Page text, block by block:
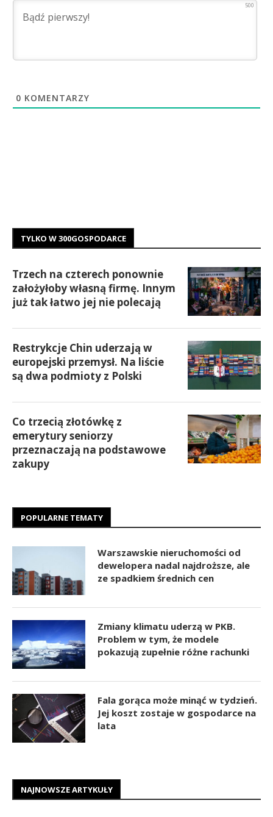
500
0 KOMENTARZY
TYLKO W 300GOSPODARCE
Trzech na czterech ponownie
założyłoby własną firmę. Innym
już tak łatwo jej nie polecają
Restrykcje Chin uderzają w
europejski przemysł. Na liście
są dwa podmioty z Polski
Co trzecią złotówkę z
emerytury seniorzy
przeznaczają na podstawowe
zakupy
POPULARNE TEMATY
Warszawskie nieruchomości od
dewelopera nadal najdroższe, ale
ze spadkiem średnich cen
Zmiany klimatu uderzą w PKB.
Problem w tym, że modele
pokazują zupełnie różne rachunki
Fala gorąca może minąć w tydzień.
Jej koszt zostaje w gospodarce na
lata
NAJNOWSZE ARTYKUŁY